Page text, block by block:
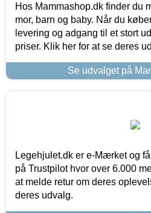
Hos Mammashop.dk finder du
mor, barn og baby. Når du
levering og adgang til et stort
priser. Klik her for at se deres
Se udvalget på
Legehjulet.dk er e-Mærket og
på Trustpilot hvor over 6.000
at melde retur om deres
deres udvalg.